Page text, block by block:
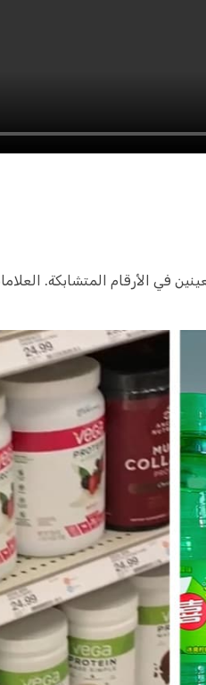
في الأرقام المتشابكة.